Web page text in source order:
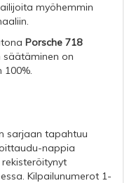
myöhemmin
Porsche 718
säätäminen on
sarjaan tapahtuu
nappia
Kilpailunumerot 1-